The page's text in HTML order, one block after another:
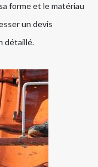
forme et le matériau
un devis
détaillé.